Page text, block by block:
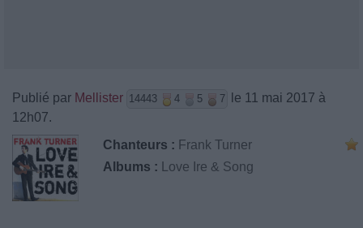
Publié par Mellister 14443 4 5 7
le 11 mai 2017 à
12h07.
Chanteurs : Frank Turner
Albums :
Love Ire & Song